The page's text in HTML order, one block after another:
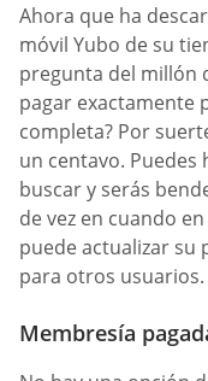
Ahora que ha
móvil Yubo de su
pregunta del millón
pagar exactamente
completa? Por
un centavo. Puedes
buscar y serás
de vez en cuando
puede actualizar su
para otros usuarios.
Membresía